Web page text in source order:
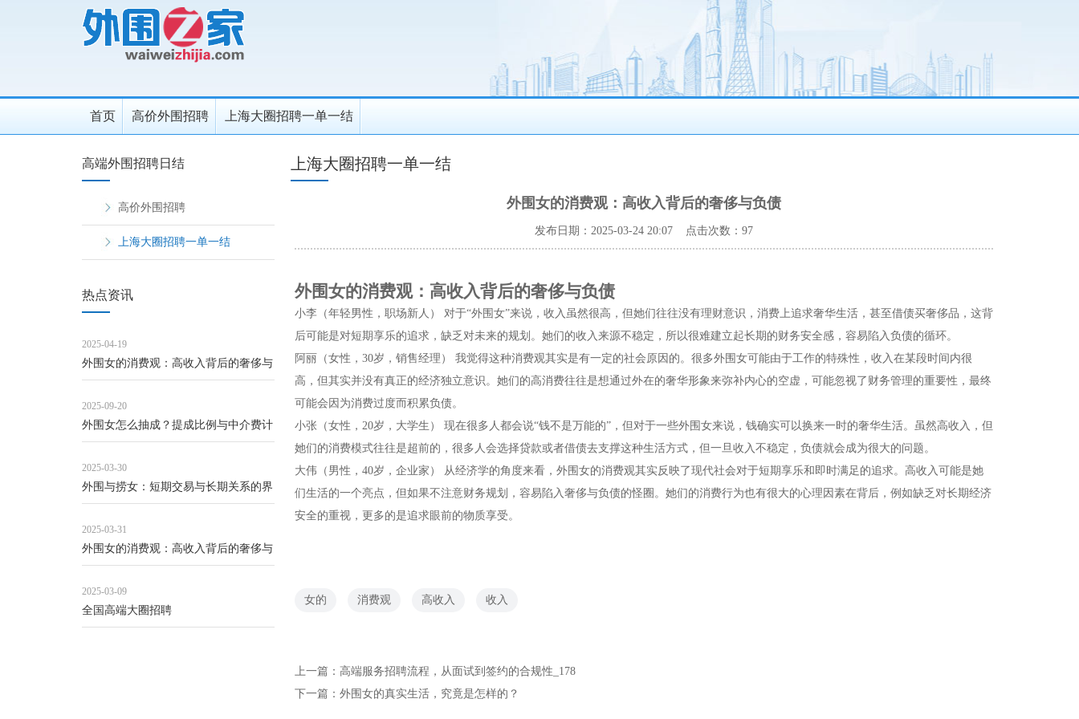
首页 高价外围招聘 上海大圈招聘一单一结
高端外围招聘日结
高价外围招聘
上海大圈招聘一单一结
热点资讯
2025-04-19
外围女的消费观：高收入背后的奢侈与
2025-09-20
外围女怎么抽成？提成比例与中介费计
2025-03-30
外围与捞女：短期交易与长期关系的界
2025-03-31
外围女的消费观：高收入背后的奢侈与
2025-03-09
全国高端大圈招聘
上海大圈招聘一单一结
外围女的消费观：高收入背后的奢侈与负债
发布日期：2025-03-24 20:07 点击次数：97
外围女的消费观：高收入背后的奢侈与负债
小李（年轻男性，职场新人）
对于“外围女”来说，收入虽然很高，但她们往往没有理财意识，消费上追求奢华生活，甚至借债买奢侈品，这背
后可能是对短期享乐的追求，缺乏对未来的规划。她们的收入来源不稳定，所以很难建立起长期的财务安全感，容易陷入负债的循环。
阿丽（女性，30岁，销售经理）
我觉得这种消费观其实是有一定的社会原因的。很多外围女可能由于工作的特殊性，收入在某段时间内很
高，但其实并没有真正的经济独立意识。她们的高消费往往是想通过外在的奢华形象来弥补内心的空虚，可能忽视了财务管理的重要性，最终
可能会因为消费过度而积累负债。
小张（女性，20岁，大学生）
现在很多人都会说“钱不是万能的”，但对于一些外围女来说，钱确实可以换来一时的奢华生活。虽然高收入，但
她们的消费模式往往是超前的，很多人会选择贷款或者借债去支撑这种生活方式，但一旦收入不稳定，负债就会成为很大的问题。
大伟（男性，40岁，企业家）
从经济学的角度来看，外围女的消费观其实反映了现代社会对于短期享乐和即时满足的追求。高收入可能是她
们生活的一个亮点，但如果不注意财务规划，容易陷入奢侈与负债的怪圈。她们的消费行为也有很大的心理因素在背后，例如缺乏对长期经济
安全的重视，更多的是追求眼前的物质享受。
女的 消费观 高收入 收入
上一篇： 高端服务招聘流程，从面试到签约的合规性_178
下一篇： 外围女的真实生活，究竟是怎样的？